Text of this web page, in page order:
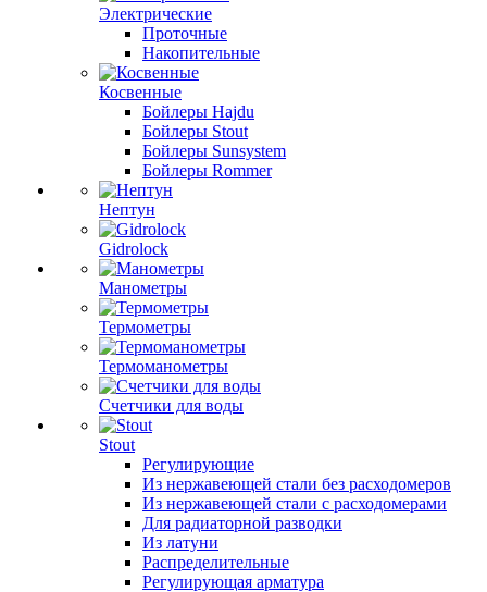
Электрические
Проточные
Накопительные
Косвенные
Бойлеры Hajdu
Бойлеры Stout
Бойлеры Sunsystem
Бойлеры Rommer
Нептун
Gidrolock
Манометры
Термометры
Термоманометры
Счетчики для воды
Stout
Регулирующие
Из нержавеющей стали без расходомеров
Из нержавеющей стали с расходомерами
Для радиаторной разводки
Из латуни
Распределительные
Регулирующая арматура